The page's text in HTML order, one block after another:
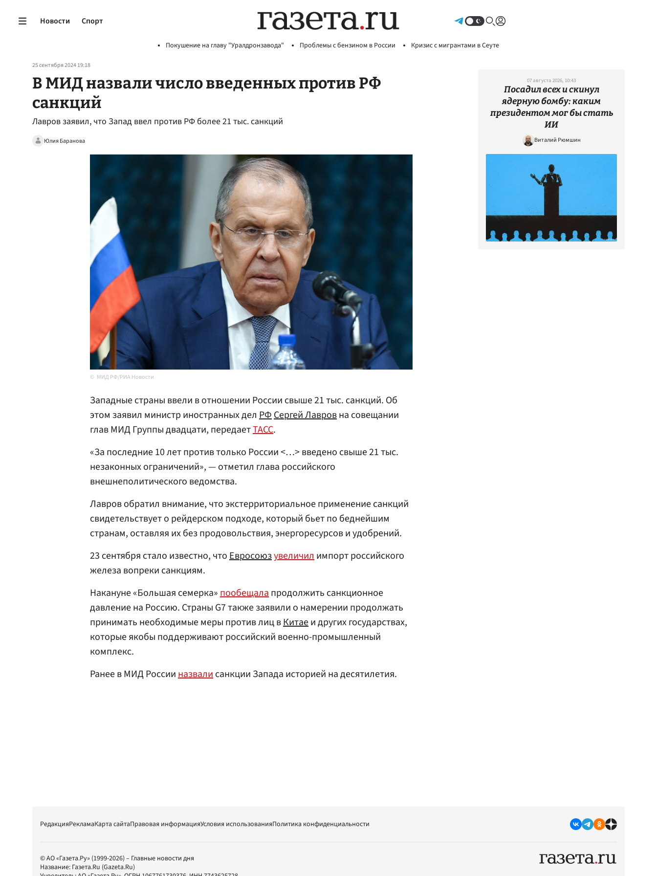
Новости Спорт
Покушение на главу "Уралдронзавода" Проблемы с бензином в России Кризис с мигрантами в Сеуте
25 сентября 2024 19:18
В МИД назвали число введенных против РФ
санкций
Лавров заявил, что Запад ввел против РФ более 21 тыс. санкций
Юлия Баранова
МИД РФ/РИА Новости
Западные страны ввели в отношении России свыше 21 тыс. санкций. Об
этом заявил министр иностранных дел РФСергей Лавровна совещании
глав МИД Группы двадцати, передаетТАСС.
«За последние 10 лет против только России <…> введено свыше 21 тыс.
незаконных ограничений», — отметил глава российского
внешнеполитического ведомства.
Лавров обратил внимание, что экстерриториальное применение санкций
свидетельствует о рейдерском подходе, который бьет по беднейшим
странам, оставляя их без продовольствия, энергоресурсов и удобрений.
23 сентября стало известно, чтоЕвросоюзувеличилимпорт российского
железа вопреки санкциям.
Накануне «Большая семерка»пообещалапродолжить санкционное
давление на Россию. Страны G7 также заявили о намерении продолжать
принимать необходимые меры против лиц вКитаеи других государствах,
которые якобы поддерживают российский военно-промышленный
комплекс.
Ранее в МИД Россииназвалисанкции Запада историей на десятилетия.
07 августа 2026, 10:43
Посадил всех и скинул
ядерную бомбу: каким
президентом мог бы стать
ИИ
Виталий Рюмшин
РедакцияРекламаКарта сайтаПравовая информацияУсловия использованияПолитика конфиденциальности
© АО «Газета.Ру» (1999-2026) – Главные новости дня
Название: Газета.Ru (Gazeta.Ru)